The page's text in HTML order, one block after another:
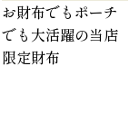
お財布でもポーチ
でも大活躍の当店
限定財布